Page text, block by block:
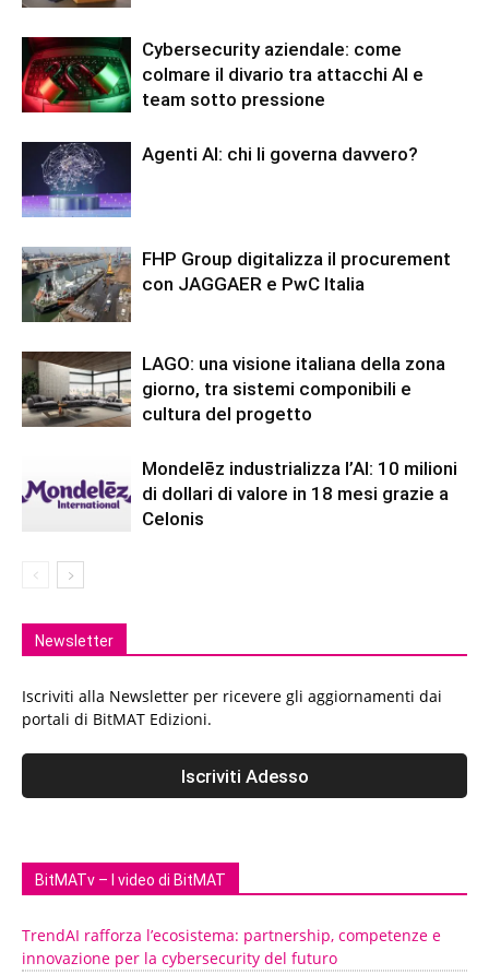
Cybersecurity aziendale: come
colmare il divario tra attacchi AI e
team sotto pressione
Agenti AI: chi li governa davvero?
FHP Group digitalizza il procurement
con JAGGAER e PwC Italia
LAGO: una visione italiana della zona
giorno, tra sistemi componibili e
cultura del progetto
Mondelēz industrializza l’AI: 10 milioni
di dollari di valore in 18 mesi grazie a
Celonis
Newsletter
Iscriviti alla Newsletter per ricevere gli aggiornamenti dai
portali di BitMAT Edizioni.
BitMATv – I video di BitMAT
TrendAI rafforza l’ecosistema: partnership, competenze e
innovazione per la cybersecurity del futuro